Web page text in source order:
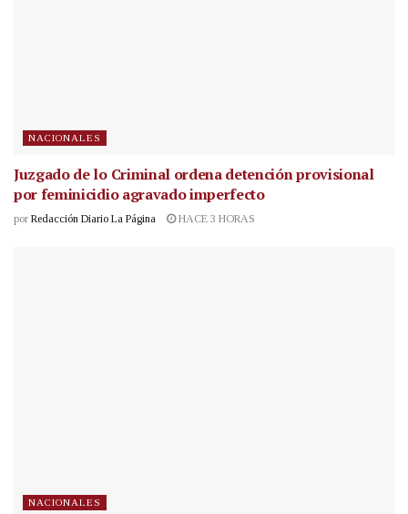
NACIONALES
Juzgado de lo Criminal ordena detención provisional
por feminicidio agravado imperfecto
por Redacción Diario La Página HACE 3 HORAS
NACIONALES